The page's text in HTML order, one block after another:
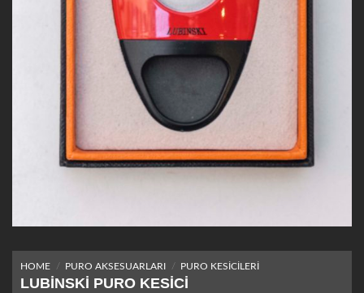
HOME / PURO AKSESUARLARI / PURO KESICILERI
LUBINSKI PURO KESICI